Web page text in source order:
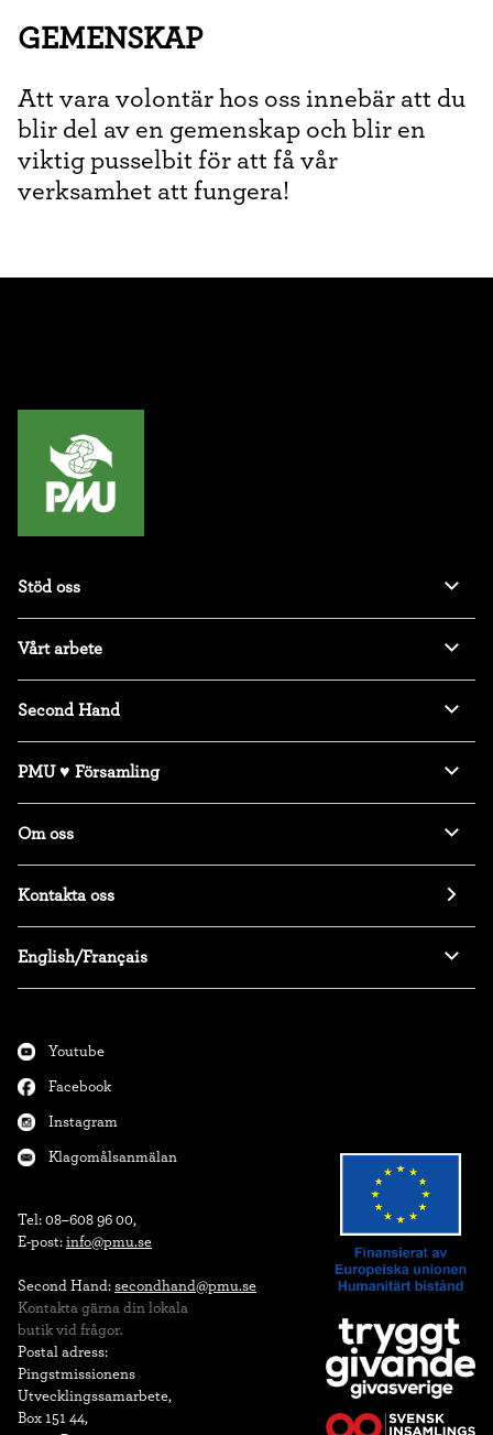
GEMENSKAP
Att vara volontär hos oss innebär att du
blir del av en gemenskap och blir en
viktig pusselbit för att få vår
verksamhet att fungera!
Stöd oss
Vårt arbete
Second Hand
PMU ♥ Församling
Om oss
Kontakta oss
English/Français
Youtube
Facebook
Instagram
Klagomålsanmälan
Tel: 08–608 96 00,
E-post: info@pmu.se
Second Hand: secondhand@pmu.se
Kontakta gärna din lokala
butik vid frågor.
Postal adress:
Pingstmissionens
Utvecklingssamarbete,
Box 151 44,